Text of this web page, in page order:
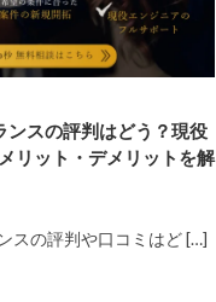
ンスの評判はどう？現役
リット・デメリットを解
スの評判や口コミはど […]